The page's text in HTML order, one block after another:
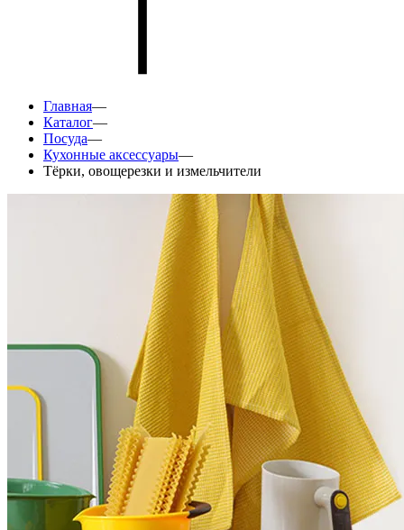
Главная—
Каталог—
Посуда—
Кухонные аксессуары—
Тёрки, овощерезки и измельчители